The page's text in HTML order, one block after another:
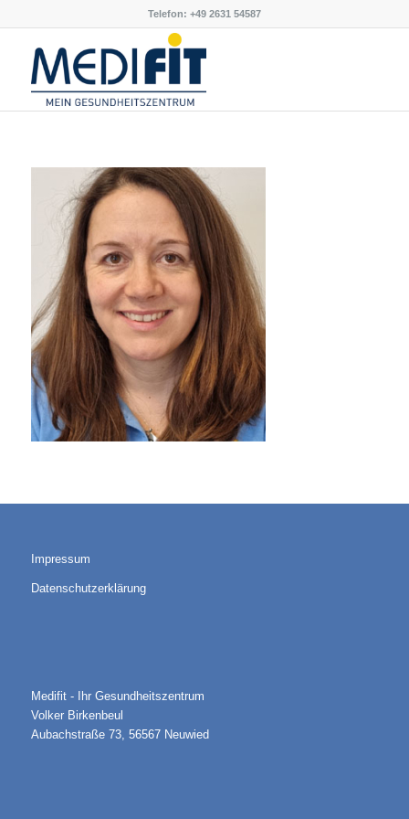
Telefon: +49 2631 54587
Impressum
Datenschutzerklärung
Medifit - Ihr Gesundheitszentrum
Volker Birkenbeul
Aubachstraße 73, 56567 Neuwied